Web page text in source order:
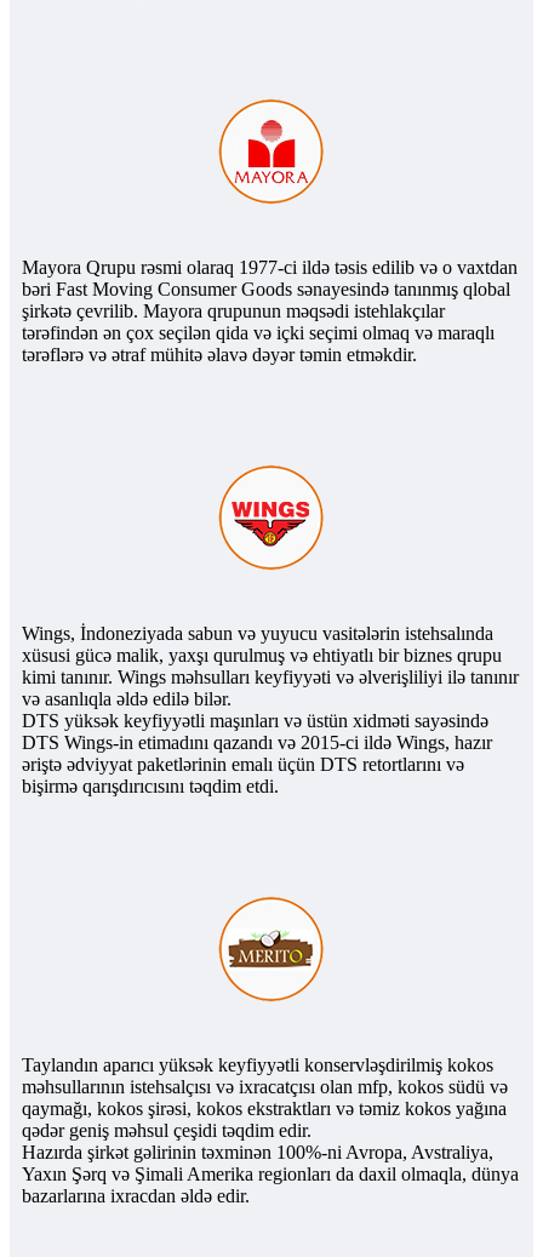
Mayora Qrupu rəsmi olaraq 1977-ci ildə təsis edilib və o vaxtdan
bəri Fast Moving Consumer Goods sənayesində tanınmış qlobal
şirkətə çevrilib. Mayora qrupunun məqsədi istehlakçılar
tərəfindən ən çox seçilən qida və içki seçimi olmaq və maraqlı
tərəflərə və ətraf mühitə əlavə dəyər təmin etməkdir.
Wings, İndoneziyada sabun və yuyucu vasitələrin istehsalında
xüsusi gücə malik, yaxşı qurulmuş və ehtiyatlı bir biznes qrupu
kimi tanınır. Wings məhsulları keyfiyyəti və əlverişliliyi ilə tanınır
və asanlıqla əldə edilə bilər.
DTS yüksək keyfiyyətli maşınları və üstün xidməti sayəsində
DTS Wings-in etimadını qazandı və 2015-ci ildə Wings, hazır
əriştə ədviyyat paketlərinin emalı üçün DTS retortlarını və
bişirmə qarışdırıcısını təqdim etdi.
Taylandın aparıcı yüksək keyfiyyətli konservləşdirilmiş kokos
məhsullarının istehsalçısı və ixracatçısı olan mfp, kokos südü və
qaymağı, kokos şirəsi, kokos ekstraktları və təmiz kokos yağına
qədər geniş məhsul çeşidi təqdim edir.
Hazırda şirkət gəlirinin təxminən 100%-ni Avropa, Avstraliya,
Yaxın Şərq və Şimali Amerika regionları da daxil olmaqla, dünya
bazarlarına ixracdan əldə edir.